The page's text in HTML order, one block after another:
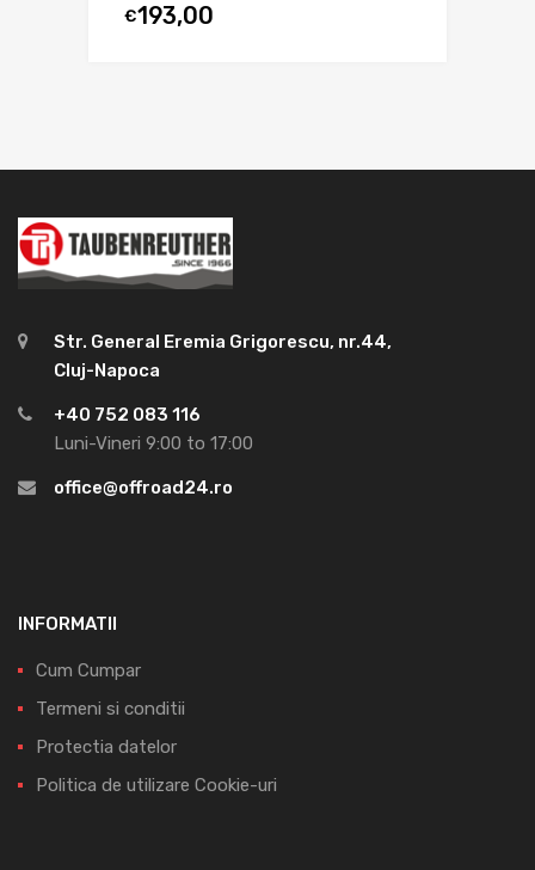
€193,00
Str. General Eremia Grigorescu, nr.44,
Cluj-Napoca
+40 752 083 116
Luni-Vineri 9:00 to 17:00
office@offroad24.ro
INFORMATII
Cum Cumpar
Termeni si conditii
Protectia datelor
Politica de utilizare Cookie-uri